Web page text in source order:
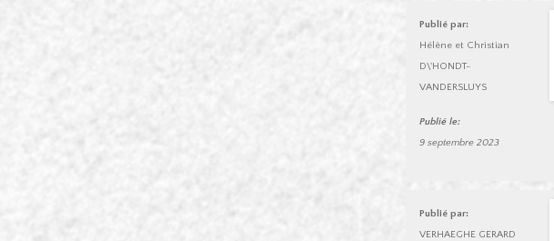
Publié par:
Hélène et Christian
D\'HONDT-
VANDERSLUYS
Publié le:
9 septembre 2023
Publié par:
VERHAEGHE GERARD